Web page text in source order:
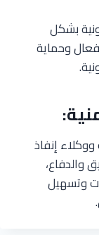
بشكل
وحماية
إنفاذ
والدفاع،
وتسهيل